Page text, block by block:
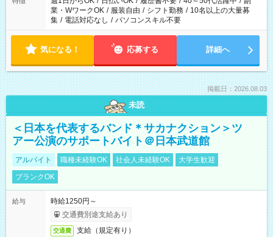
業・WワークOK / 服装自由 / シフト勤務 / 10名以上の大量募
集 / 電話対応なし / パソコンスキル不要
気になる！ 応募する 詳細へ
掲載日：2026.08.03
未読
＜日本を代表するバンド＊サカナクション＞ツ
アー公演のサポートバイト＠日本武道館
アルバイト 職種未経験OK 社会人未経験OK
大学生歓迎
ブランクOK
給与
時給1250円～
交通費別途支給あり
交通費 支給（規定有り）